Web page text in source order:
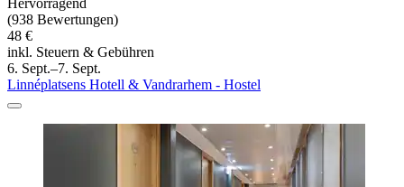
Hervorragend
(938 Bewertungen)
48 €
inkl. Steuern & Gebühren
6. Sept.–7. Sept.
Linnéplatsens Hotell & Vandrarhem - Hostel